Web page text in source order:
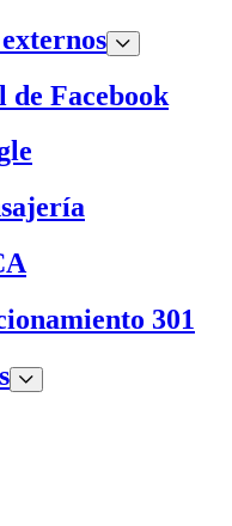
de Facebook
301